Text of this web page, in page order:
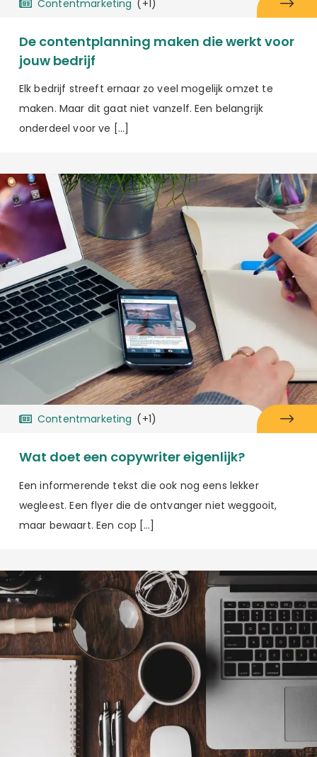
Contentmarketing (+1)
De contentplanning maken die werkt voor
jouw bedrijf
Elk bedrijf streeft ernaar zo veel mogelijk omzet te
maken. Maar dit gaat niet vanzelf. Een belangrijk
onderdeel voor ve […]
Contentmarketing (+1)
Wat doet een copywriter eigenlijk?
Een informerende tekst die ook nog eens lekker
wegleest. Een flyer die de ontvanger niet weggooit,
maar bewaart. Een cop […]